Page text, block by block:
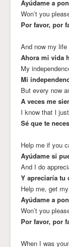
Ayúdame a
Won’t you
Por favor, por
And now my
Ahora mi vida
My
Mi
But every now
A veces me
I know that I
Sé que te
Help me if you
Ayúdame si
And I do
Y apreciaría tu
Help me, get
Ayúdame a
Won’t you
Por favor, por
When I was